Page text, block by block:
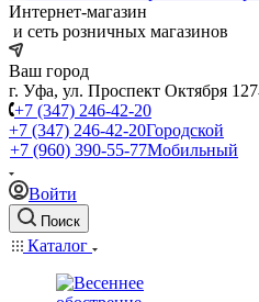
Интернет-магазин
и сеть розничных магазинов
Ваш город
г. Уфа, ул. Проспект Октября 127
+7 (347) 246-42-20
+7 (347) 246-42-20Городской
+7 (960) 390-55-77Мобильный
Войти
Поиск
Каталог